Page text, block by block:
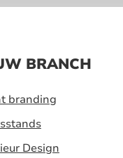
BRANCH
branding
Design